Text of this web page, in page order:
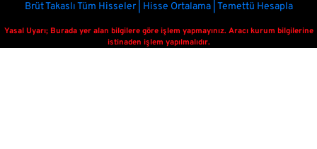
Brüt Takaslı Tüm Hisseler | Hisse Ortalama | Temettü Hesapla
Yasal Uyarı; Burada yer alan bilgilere göre işlem yapmayınız. Aracı kurum bilgilerine
istinaden işlem yapılmalıdır.